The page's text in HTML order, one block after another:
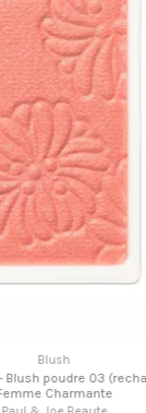
Paul & Joe - Fards à
Paul &